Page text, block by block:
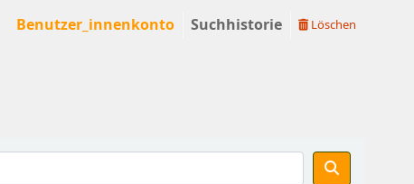
Benutzer_innenkonto Suchhistorie Löschen